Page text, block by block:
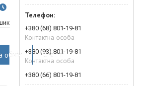
обмін Статті
+380 (68) 801-19-81
Контактна особа
+380 (93) 801-19-81
Контактна особа
+380 (66) 801-19-81